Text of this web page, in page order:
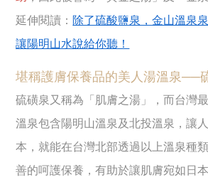
延伸閱讀： 除了硫酸鹽泉，金山溫泉
讓陽明山水說給你聽！
堪稱護膚保養品的美人湯溫泉──
硫磺泉又稱為「肌膚之湯」，而台灣
溫泉包含陽明山溫泉及北投溫泉，讓
本，就能在台灣北部透過以上溫泉種
善的呵護保養，有助於讓肌膚宛如日